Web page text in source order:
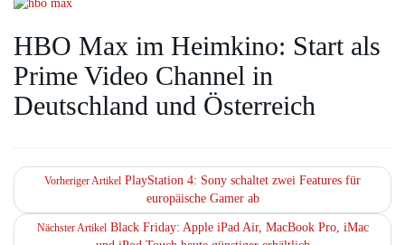
HBO Max im Heimkino: Start als
Prime Video Channel in
Deutschland und Österreich
Vorheriger Artikel PlayStation 4: Sony schaltet zwei Features für
europäische Gamer ab
Nächster ArtikelBlack Friday: Apple iPad Air, MacBook Pro, iMac